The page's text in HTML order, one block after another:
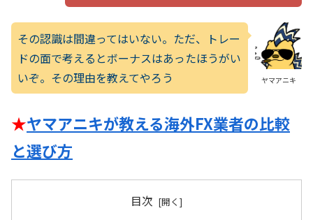
ヤマアニキ
その認識は間違ってはいない。ただ、トレー
ドの面で考えるとボーナスはあったほうがい
いぞ。その理由を教えてやろう
★ヤマアニキが教える海外FX業者の比較
と選び方
目次